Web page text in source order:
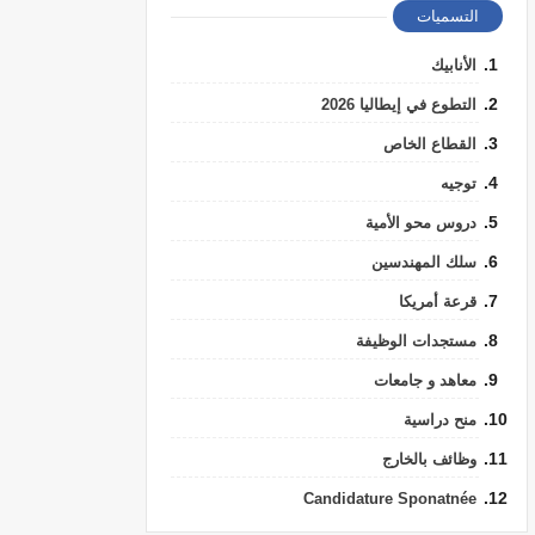
التسميات
الأنابيك
التطوع في إيطاليا 2026
القطاع الخاص
توجيه
دروس محو الأمية
سلك المهندسين
قرعة أمريكا
مستجدات الوظيفة
معاهد و جامعات
منح دراسية
وظائف بالخارج
Candidature Sponatnée